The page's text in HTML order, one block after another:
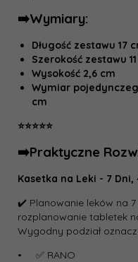
➡️Wymiary:
Długość zestawu 17
Szerokość zestawu
Wysokość 2,6 cm
Wymiar
cm
⭐️⭐️⭐️⭐️⭐️
➡️Praktyczne
Kasetka na Leki - 7 Dni,
✔️ Planowanie leków na
rozplanowanie tabletek
Wygodny podział
• ✅ RANO